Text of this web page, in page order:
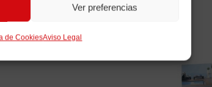
Ver preferencias
de CookiesAviso Legal